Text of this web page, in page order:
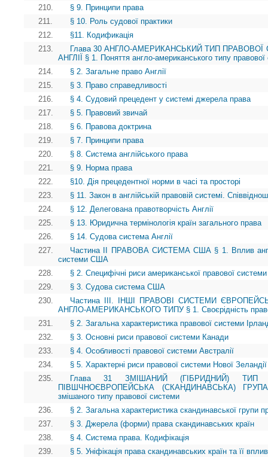
210.
§ 9. Принципи права
211.
§ 10. Роль судової практики
212.
§11. Кодификація
213.
Глава 30 АНГЛО-АМЕРИКАНСЬКИЙ ТИП
АНГЛІЇ § 1. Поняття англо-американського типу
214.
§ 2. Загальне право Англії
215.
§ 3. Право справедливості
216.
§ 4. Судовий прецедент у системі джерела права
217.
§ 5. Правовий звичай
218.
§ 6. Правова доктрина
219.
§ 7. Принципи права
220.
§ 8. Система англійського права
221.
§ 9. Норма права
222.
§10. Дія прецедентної норми в часі та просторі
223.
§ 11. Закон в англійській правовій системі.
224.
§ 12. Делегована правотворчість Англії
225.
§ 13. Юридична термінологія країн загального права
226.
§ 14. Судова система Англії
227.
Частина II ПРАВОВА СИСТЕМА США § 1. Вплив
системи США
228.
§ 2. Специфічні риси американської правової системи
229.
§ 3. Судова система США
230.
Частина ІІІ. ІНШІ ПРАВОВІ СИСТЕМИ
АНГЛО-АМЕРИКАНСЬКОГО ТИПУ § 1. Своєрідність
231.
§ 2. Загальна характеристика правової системи
232.
§ 3. Основні риси правової системи Канади
233.
§ 4. Особливості правової системи Австралії
234.
§ 5. Характерні риси правової системи Нової Зеландії
235.
Глава 31 ЗМІШАНИЙ (ГІБРИДНИЙ) ТИП
ПІВШЧНОЄВРОПЕЙСЬКА (СКАНДИНАВСЬКА)
змішаного типу правової системи
236.
§ 2. Загальна характеристика скандинавської групи
237.
§ 3. Джерела (форми) права скандинавських країн
238.
§ 4. Система права. Кодифікація
239.
§ 5. Уніфікація права скандинавських країн та її